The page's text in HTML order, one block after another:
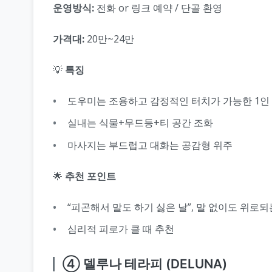
운영방식: 전화 or 링크 예약 / 단골 환영
가격대: 20만~24만
💡 특징
도우미는 조용하고 감정적인 터치가 가능한 1
실내는 식물+무드등+티 공간 조화
마사지는 부드럽고 대화는 공감형 위주
🌟 추천 포인트
“피곤해서 말도 하기 싫은 날”, 말 없이도 위로
심리적 피로가 클 때 추천
④ 델루나 테라피 (DELUNA)